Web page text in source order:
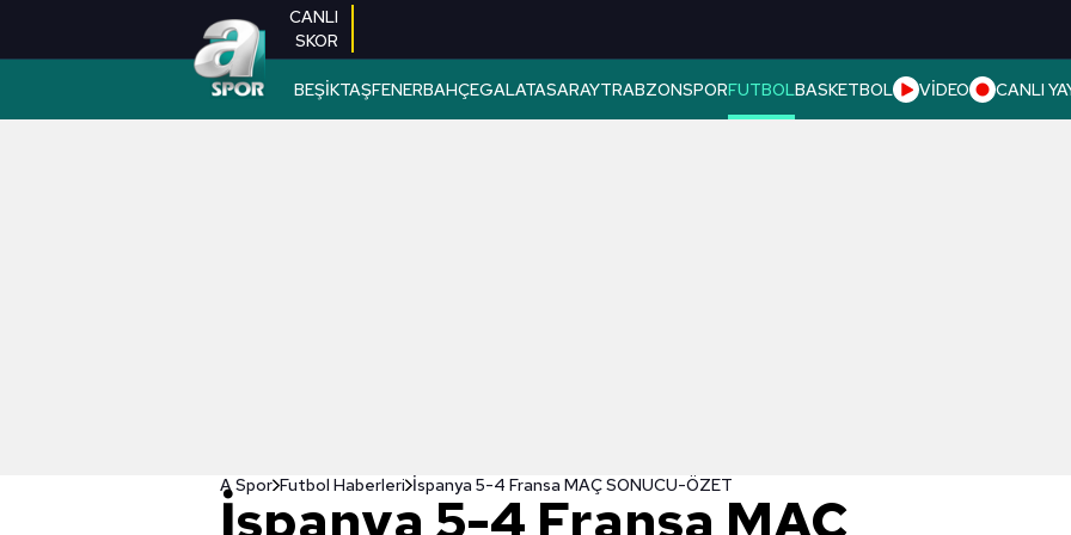
CANLI
SKOR
BEŞİKTAŞFENERBAHÇEGALATASARAYTRABZONSPORFUTBOLBASKETBOL VİDEO CANLI
A Spor Futbol Haberleri İspanya 5-4 Fransa MAÇ SONUCU-ÖZET
İspanya 5-4 Fransa MAÇ